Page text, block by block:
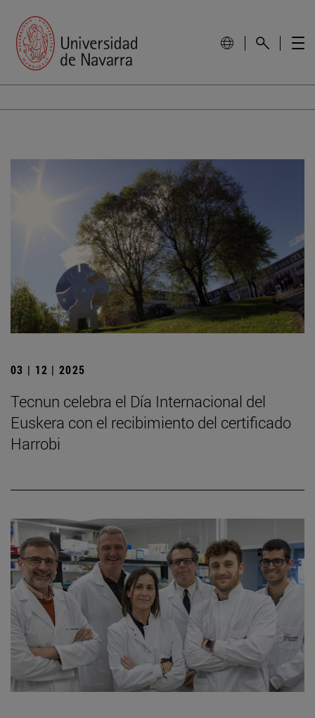
03 | 12 | 2025
Tecnun celebra el Día Internacional del
Euskera con el recibimiento del certificado
Harrobi